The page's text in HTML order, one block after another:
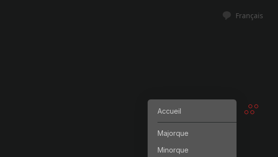
Accueil
Majorque
Minorque
Français